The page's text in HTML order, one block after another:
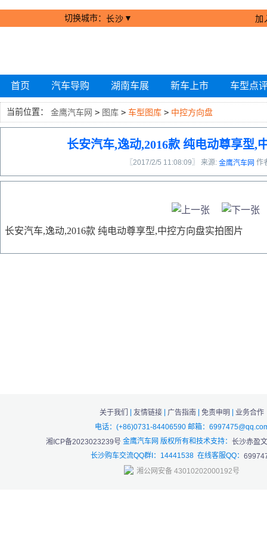
切换城市： 长沙 ▼ 加
首页 汽车导购 湖南车展 新车上市 车型点
当前位置： 金鹰汽车网 > 图库 > 车型图库 > 中控方向盘
长安汽车,逸动,2016款 纯电动尊享型,
〖2017/2/5 11:08:09〗 来源: 金鹰汽车网 作
长安汽车,逸动,2016款 纯电动尊享型,中控方向盘实拍图片
关于我们 | 友情链接 | 广告指南 | 免责申明 | 业务合作
电话：(+86)0731-84406590 邮箱：
湘ICP备2023023239号 金鹰汽车网 版权所有和技术支持： 长沙赤盈
长沙购车交流QQ群I：14441538 在线客服QQ：
湘公网安备 43010202000192号